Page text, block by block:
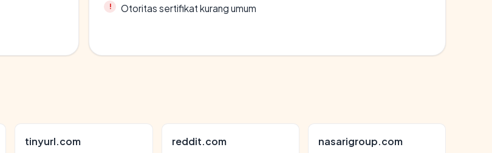
Otoritas sertifikat kurang umum
tinyurl.com reddit.com nasarigroup.com